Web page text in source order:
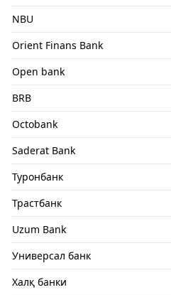
NBU
Orient Finans Bank
Open bank
BRB
Octobank
Saderat Bank
Туронбанк
Трастбанк
Uzum Bank
Универсал банк
Халқ банки